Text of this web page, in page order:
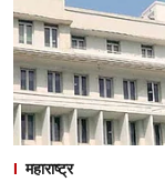
महाराष्ट्र